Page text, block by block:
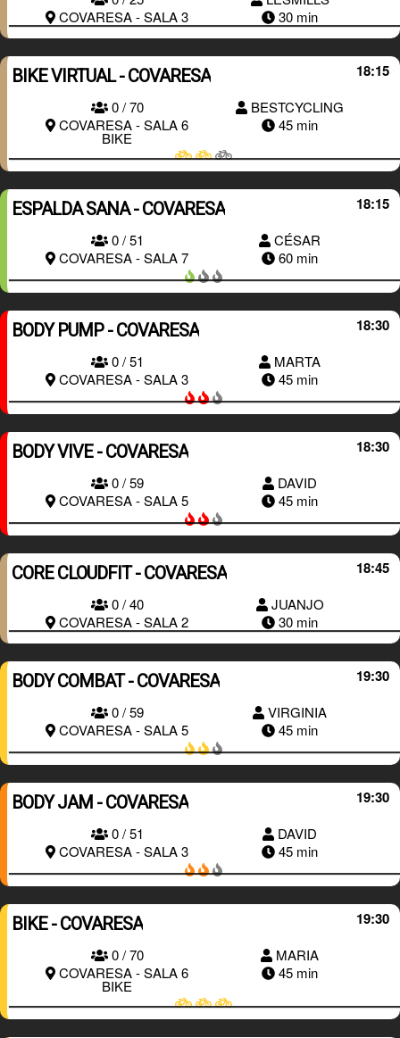
COVARESA - SALA 3
30 min
18:15
BIKE VIRTUAL - COVARESA
0 / 70
BESTCYCLING
COVARESA - SALA 6
BIKE
45 min
RESERVAR
18:15
ESPALDA SANA - COVARESA
0 / 51
CÉSAR
COVARESA - SALA 7
60 min
18:30
BODY PUMP - COVARESA
0 / 51
MARTA
COVARESA - SALA 3
45 min
18:30
BODY VIVE - COVARESA
0 / 59
DAVID
COVARESA - SALA 5
45 min
18:45
CORE CLOUDFIT - COVARESA
0 / 40
JUANJO
COVARESA - SALA 2
30 min
19:30
BODY COMBAT - COVARESA
0 / 59
VIRGINIA
COVARESA - SALA 5
45 min
19:30
BODY JAM - COVARESA
0 / 51
DAVID
COVARESA - SALA 3
45 min
19:30
BIKE - COVARESA
0 / 70
MARIA
COVARESA - SALA 6
BIKE
45 min
RESERVAR